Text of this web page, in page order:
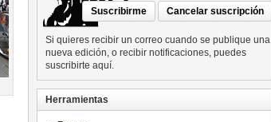
Si quieres recibir un correo cuando se publique una
nueva edición, o recibir notificaciones, puedes
suscribirte aquí.
Herramientas